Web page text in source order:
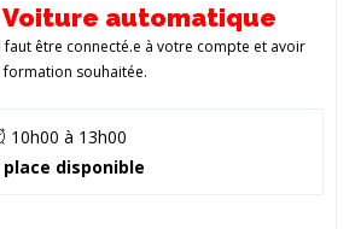
automatique
faut être connecté.e à votre compte et avoir
souhaitée.
10h00 à 13h00
place disponible